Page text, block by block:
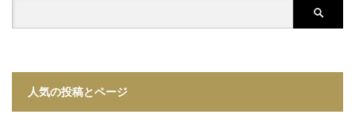
人気の投稿とページ